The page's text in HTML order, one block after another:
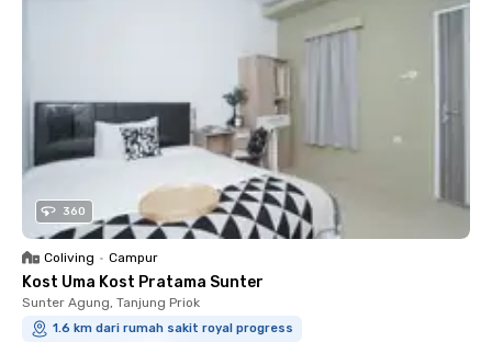
360
Coliving • Campur
Kost Uma Kost Pratama Sunter
Sunter Agung, Tanjung Priok
1.6 km dari rumah sakit royal progress